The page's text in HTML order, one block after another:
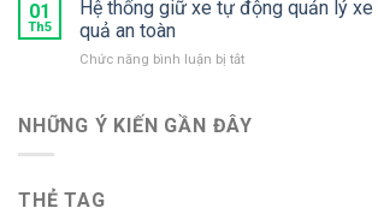
Khu
kiểm
xe
cư
01
Th5
Hệ thống giữ xe tự động quản lý xe
quả an toàn
Chức năng bình luận bị tắtở
giữ
NHỮNG Ý KIẾN ​​GẦN ĐÂY
THẺ TAG